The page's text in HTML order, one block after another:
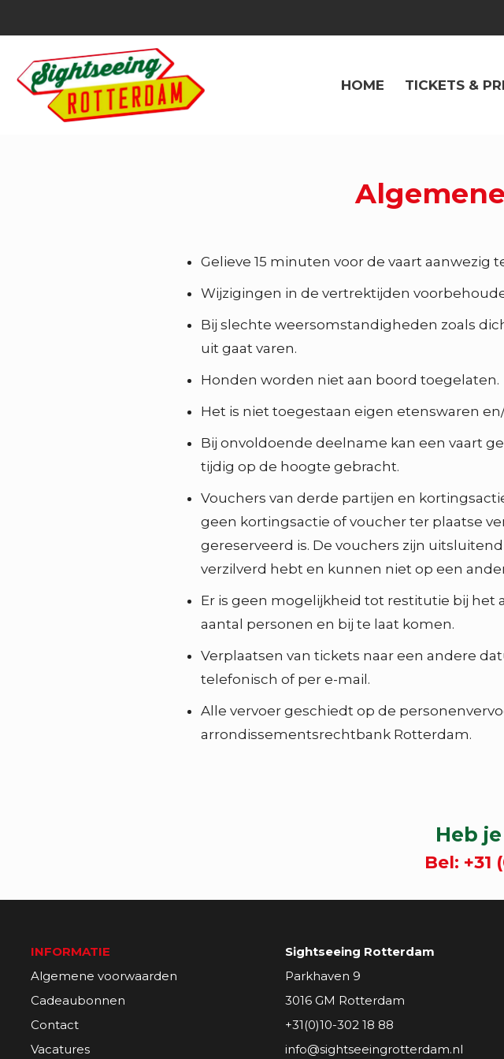
HOME TICKETS &
Gelieve 15 minuten voor de vaart aanwezig
Wijzigingen in de vertrektijden
Bij slechte weersomstandigheden zoals
uit gaat varen.
Honden worden niet aan boord toegelaten.
Het is niet toegestaan eigen etenswaren
Bij onvoldoende deelname kan een vaart
tijdig op de hoogte gebracht.
Vouchers van derde partijen en
geen kortingsactie of voucher ter plaatse
gereserveerd is. De vouchers zijn
verzilverd hebt en kunnen niet op een
Er is geen mogelijkheid tot restitutie bij
aantal personen en bij te laat komen.
Verplaatsen van tickets naar een andere
telefonisch of per e-mail.
Alle vervoer geschiedt op de
arrondissementsrechtbank Rotterdam.
Heb
Bel: +31
INFORMATIE
Algemene voorwaarden
Cadeaubonnen
Contact
Vacatures
Sightseeing Rotterdam
Parkhaven 9
3016 GM Rotterdam
+31(0)10-302 18 88
info@sightseeingrotterdam.nl